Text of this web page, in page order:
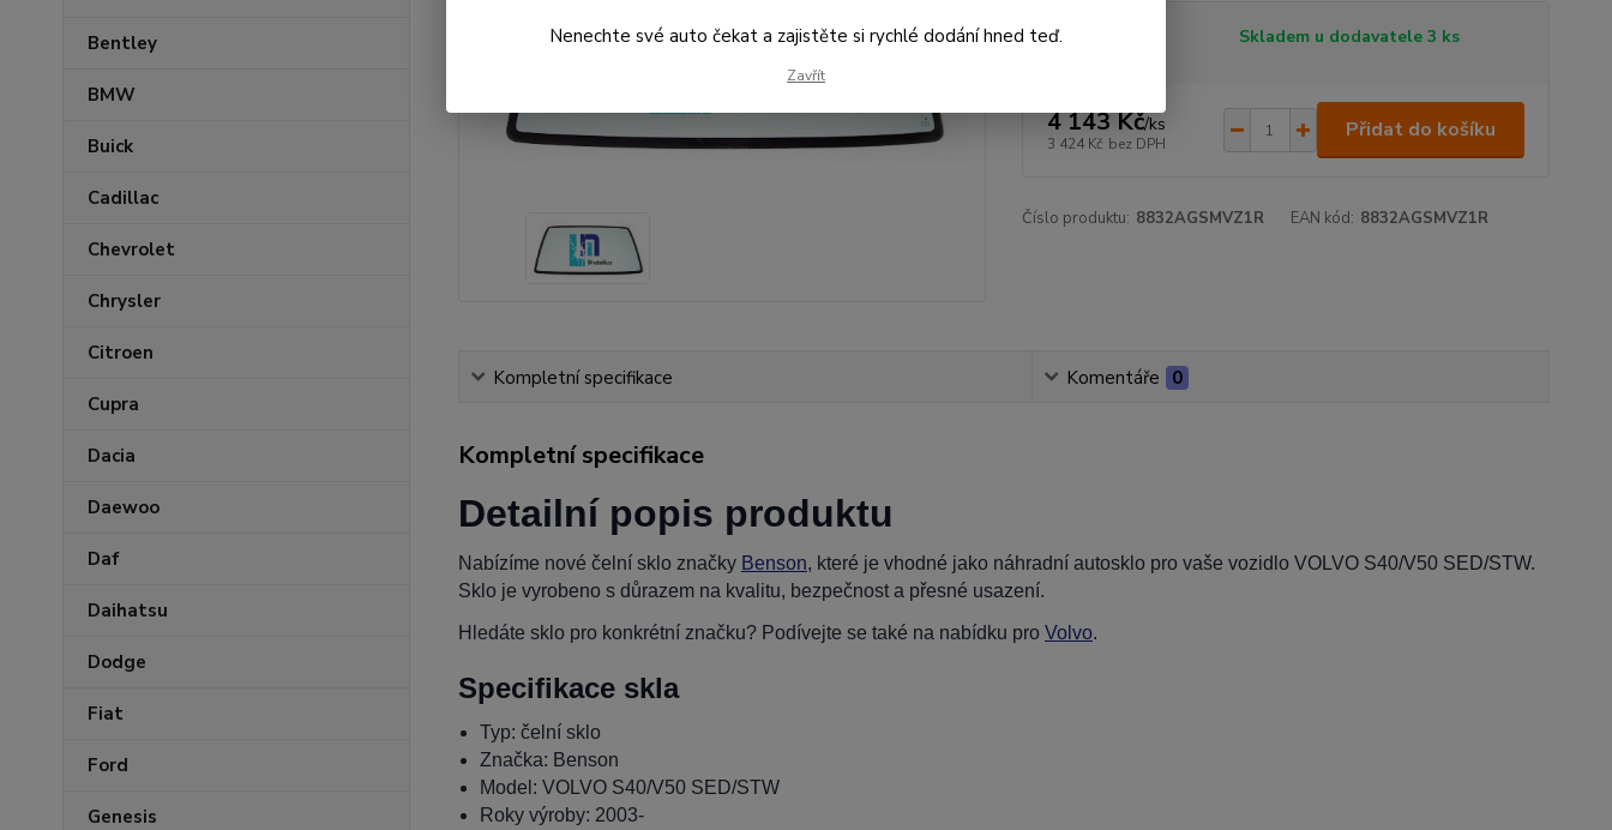
Bentley
BMW
Buick
Cadillac
Chevrolet
Chrysler
Citroen
Cupra
Dacia
Daewoo
Daf
Daihatsu
Dodge
Fiat
Ford
Genesis
Dostupnost Skladem u dodavatele 3 ks
4 143 Kč/ks
3 424 Kč bez DPH
Přidat do košíku
Číslo produktu: 8832AGSMVZ1R EAN kód: 8832AGSMVZ1R
Kompletní specifikace Komentáře 0
Kompletní specifikace
Detailní popis produktu
Nabízíme nové čelní sklo značky Benson, které je vhodné jako náhradní autosklo pro vaše vozidlo VOLVO S40/V50 SED/STW.
Sklo je vyrobeno s důrazem na kvalitu, bezpečnost a přesné usazení.
Hledáte sklo pro konkrétní značku? Podívejte se také na nabídku pro Volvo.
Specifikace skla
Typ: čelní sklo
Značka: Benson
Model: VOLVO S40/V50 SED/STW
Roky výroby: 2003-
Nenechte své auto čekat a zajistěte si rychlé dodání hned teď.
Zavřít